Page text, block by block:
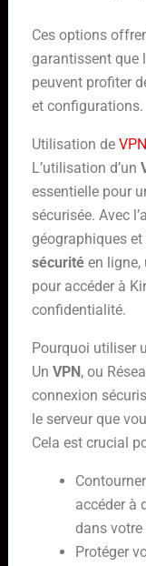
Ces options
garantissent que
peuvent profiter
et configurations.
Utilisation de VPN
L’utilisation d’un
essentielle pour
sécurisée. Avec
géographiques
sécuritéen ligne,
pour accéder à
confidentialité.
Pourquoi utiliser
Un VPN , ou
connexion
le serveur que
Cela est crucial
accéder à
dans votre
Protéger